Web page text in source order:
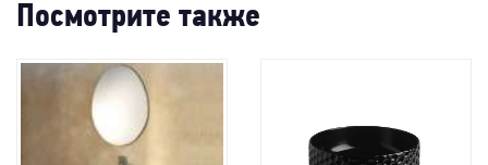
Посмотрите также